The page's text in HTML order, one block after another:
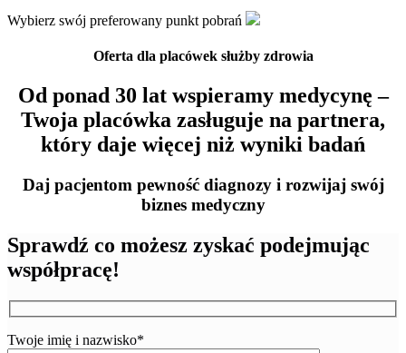
Wybierz swój preferowany punkt pobrań
Oferta dla placówek służby zdrowia
Od ponad 30 lat wspieramy medycynę –
Twoja placówka zasługuje na partnera,
który daje więcej niż wyniki badań
Daj pacjentom pewność diagnozy i rozwijaj swój
biznes medyczny
Sprawdź co możesz zyskać podejmując
współpracę!
Twoje imię i nazwisko*